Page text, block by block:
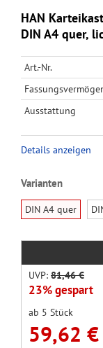
HAN
DIN A4 quer,
Art.-Nr.
Ausstattung
Details anzeigen
Varianten
DIN A4 quer
UVP: 81,46 €
23% gespart
ab 5 Stück
59,62 €